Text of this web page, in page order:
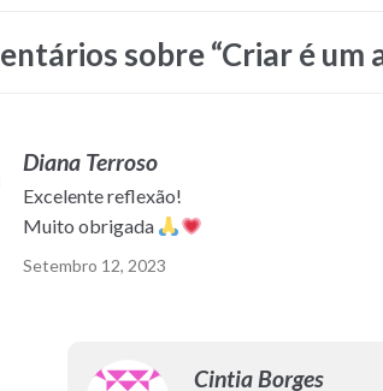
sobre “Criar é um
Diana Terroso
Excelente reflexão!
Muito obrigada
Setembro 12, 2023
Cintia Borges